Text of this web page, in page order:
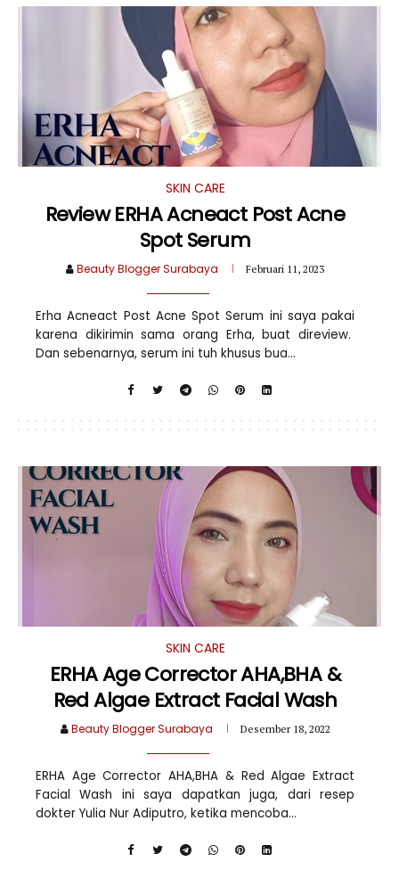
SKIN CARE
Review ERHA Acneact Post Acne
Spot Serum
Beauty Blogger Surabaya Februari 11, 2023
Erha Acneact Post Acne Spot Serum ini saya pakai
karena dikirimin sama orang Erha, buat direview.
Dan sebenarnya, serum ini tuh khusus bua...
SKIN CARE
ERHA Age Corrector AHA,BHA &
Red Algae Extract Facial Wash
Beauty Blogger Surabaya Desember 18, 2022
ERHA Age Corrector AHA,BHA & Red Algae Extract
Facial Wash ini saya dapatkan juga, dari resep
dokter Yulia Nur Adiputro, ketika mencoba...